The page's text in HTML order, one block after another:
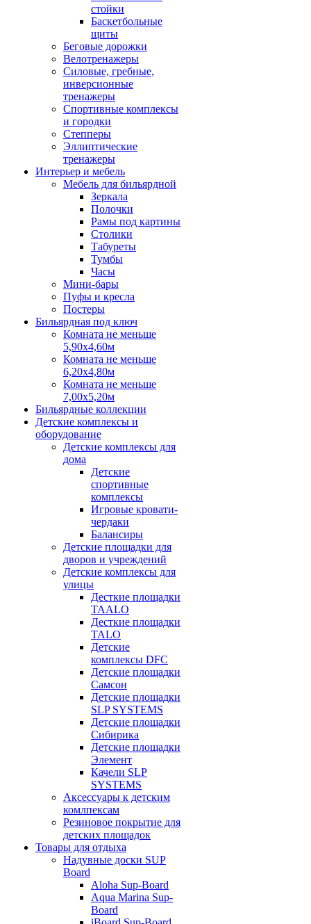
стойки
Баскетбольные
щиты
Беговые дорожки
Велотренажеры
Силовые, гребные,
инверсионные
тренажеры
Спортивные комплексы
и городки
Степперы
Эллиптические
тренажеры
Интерьер и мебель
Мебель для бильярдной
Зеркала
Полочки
Рамы под картины
Столики
Табуреты
Тумбы
Часы
Мини-бары
Пуфы и кресла
Постеры
Бильярдная под ключ
Комната не меньше
5,90х4,60м
Комната не меньше
6,20х4,80м
Комната не меньше
7,00х5,20м
Бильярдные коллекции
Детские комплексы и
оборудование
Детские комплексы для
дома
Детские
спортивные
комплексы
Игровые кровати-
чердаки
Балансиры
Детские площадки для
дворов и учреждений
Детские комплексы для
улицы
Десткие площадки
TAALO
Десткие площадки
TALO
Детские
комплексы DFC
Детские площадки
Самсон
Детские площадки
SLP SYSTEMS
Детские площадки
Сибирика
Детские площадки
Элемент
Качели SLP
SYSTEMS
Аксессуары к детским
комлпексам
Резиновое покрытие для
детских площадок
Товары для отдыха
Надувные доски SUP
Board
Aloha Sup-Board
Aqua Marina Sup-
Board